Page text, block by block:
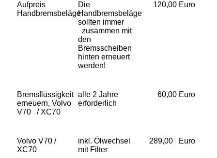
Aufpreis
Handbremsbeläge
Die
Handbremsbeläge
sollten immer
zusammen mit
den
Bremsscheiben
hinten erneuert
werden!
120,00 Euro
Bremsflüssigkeit
erneuern, Volvo
V70 / XC70
alle 2 Jahre
erforderlich
60,00 Euro
Volvo V70 /
XC70
inkl. Ölwechsel
mit Filter
289,00 Euro